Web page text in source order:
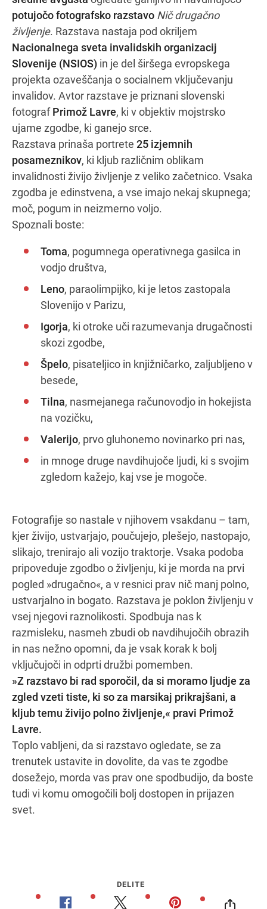
Navodila za pot
potujočo fotografsko razstavo Nič drugačno
življenje. Razstava nastaja pod okriljem
Nacionalnega sveta invalidskih organizacij
Slovenije (NSIOS) in je del širšega evropskega
projekta ozaveščanja o socialnem vključevanju
invalidov. Avtor razstave je priznani slovenski
fotografPrimož Lavre, ki v objektiv mojstrsko
ujame zgodbe, ki ganejo srce.
Razstava prinaša portrete 25 izjemnih
posameznikov, ki kljub različnim oblikam
invalidnosti živijo življenje z veliko začetnico. Vsaka
zgodba je edinstvena, a vse imajo nekaj skupnega;
moč, pogum in neizmerno voljo.
Spoznali boste:
Toma, pogumnega operativnega gasilca in
vodjo društva,
Leno, paraolimpijko, ki je letos zastopala
Slovenijo v Parizu,
Igorja, ki otroke uči razumevanja drugačnosti
skozi zgodbe,
Špelo, pisateljico in knjižničarko, zaljubljeno v
besede,
Tilna, nasmejanega računovodjo in hokejista
na vozičku,
Valerijo, prvo gluhonemo novinarko pri nas,
in mnoge druge navdihujoče ljudi, ki s svojim
zgledom kažejo, kaj vse je mogoče.
Fotografije so nastale v njihovem vsakdanu – tam,
kjer živijo, ustvarjajo, poučujejo, plešejo, nastopajo,
slikajo, trenirajo ali vozijo traktorje. Vsaka podoba
pripoveduje zgodbo o življenju, ki je morda na prvi
pogled »drugačno«, a v resnici prav nič manj polno,
ustvarjalno in bogato. Razstava je poklon življenju v
vsej njegovi raznolikosti. Spodbuja nas k
razmisleku, nasmeh zbudi ob navdihujočih obrazih
in nas nežno opomni, da je vsak korak k bolj
vključujoči in odprti družbi pomemben.
»Z razstavo bi rad sporočil, da si moramo ljudje za
zgled vzeti tiste, ki so za marsikaj prikrajšani, a
kljub temu živijo polno življenje,« pravi Primož
Lavre.
Toplo vabljeni, da si razstavo ogledate, se za
trenutek ustavite in dovolite, da vas te zgodbe
dosežejo, morda vas prav one spodbudijo, da boste
tudi vi komu omogočili bolj dostopen in prijazen
svet.
DELITE